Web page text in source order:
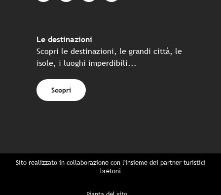
Le destinazioni
Scopri le destinazioni, le grandi città, le
isole, i luoghi imperdibili...
Scopri
Sito realizzato in collaborazione con l'insieme dei partner turistici
bretoni